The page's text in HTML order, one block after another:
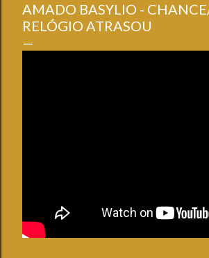
AMADO BASYLIO -
RELÓGIO ATRASOU